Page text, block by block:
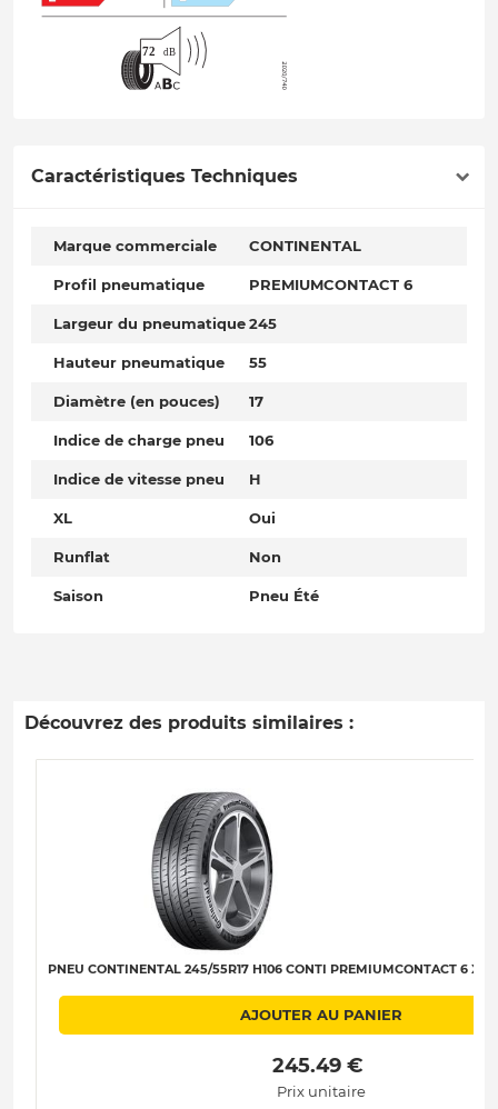
Caractéristiques Techniques
Marque commerciale CONTINENTAL
Profil pneumatique PREMIUMCONTACT 6
Largeur du pneumatique245
Hauteur pneumatique 55
Diamètre (en pouces) 17
Indice de charge pneu 106
Indice de vitesse pneu H
XL Oui
Runflat Non
Saison Pneu Été
Découvrez des produits similaires :
PNEU CONTINENTAL 245/55R17 H106 CONTI PREMIUMCONTACT 6 XL
AJOUTER AU PANIER
245.49 €
Prix unitaire